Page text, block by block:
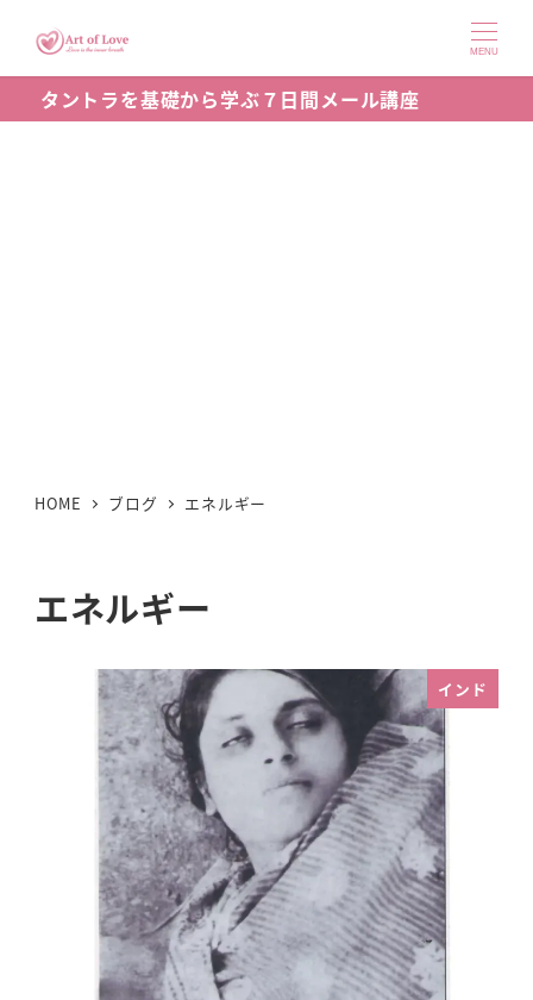
ン
コ
MENU
タントラを基礎から学ぶ７日間メール講座
HOME ブログ エネルギー
エネルギー
インド